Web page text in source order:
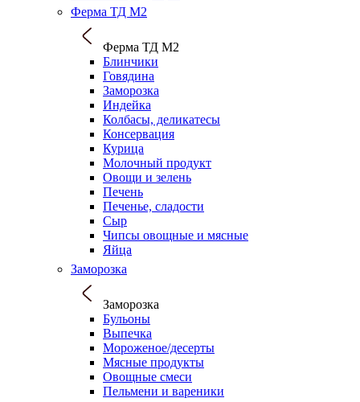
Ферма ТД М2
Ферма ТД М2
Блинчики
Говядина
Заморозка
Индейка
Колбасы, деликатесы
Консервация
Курица
Молочный продукт
Овощи и зелень
Печень
Печенье, сладости
Сыр
Чипсы овощные и мясные
Яйца
Заморозка
Заморозка
Бульоны
Выпечка
Мороженое/десерты
Мясные продукты
Овощные смеси
Пельмени и вареники